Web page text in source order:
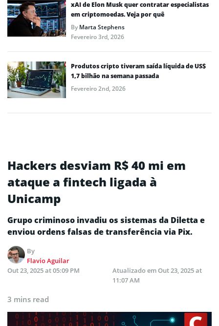
xAI de Elon Musk quer contratar especialistas
em criptomoedas. Veja por quê
ByMarta Stephens
Fevereiro 3rd, 2026
Produtos cripto tiveram saída líquida de US$
1,7 bilhão na semana passada
Fevereiro 2nd, 2026
Hackers desviam R$ 40 mi em
ataque a fintech ligada à
Unicamp
Grupo criminoso invadiu os sistemas da Diletta e
enviou ordens falsas de transferência via Pix.
By
Flavio Aguilar
Out 23, 2025 at 05:09 PM
Atualizado emOut 23, 2025 at
11:07 AM
3 mins read